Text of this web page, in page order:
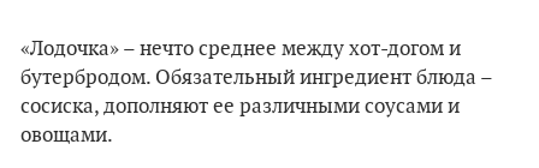
«Лодочка» – нечто среднее между хот-догом и
бутербродом. Обязательный ингредиент блюда –
сосиска, дополняют ее различными соусами и
овощами.